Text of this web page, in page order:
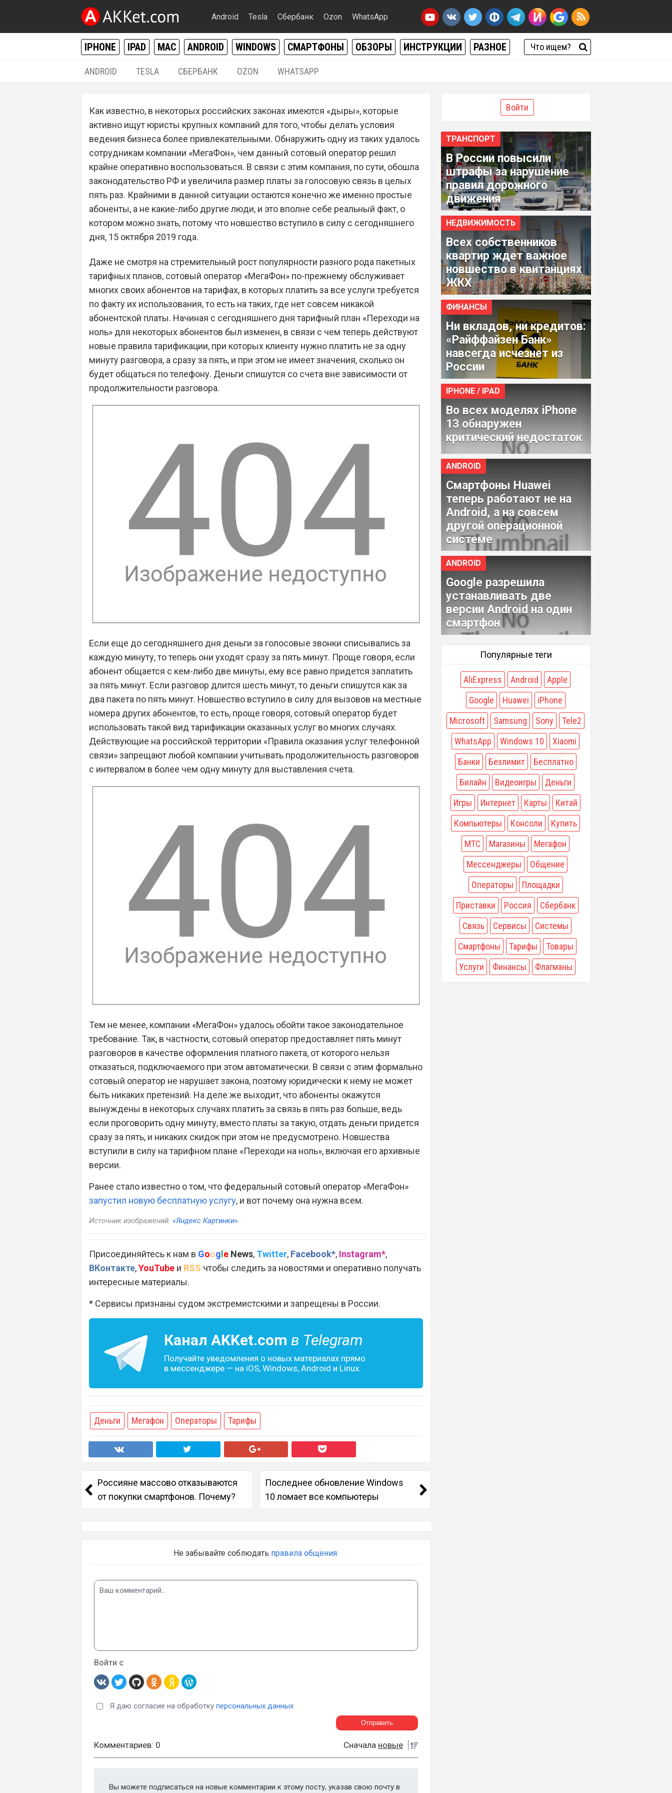
Android Tesla Сбербанк Ozon WhatsApp
IPHONE IPAD MAC ANDROID WINDOWS СМАРТФОНЫ ОБЗОРЫ ИНСТРУКЦИИ РАЗНОЕ
ANDROID TESLA СБЕРБАНК OZON WHATSAPP
Сотовый оператор «МегаФон» обошел
закон и увеличил плату за связь в пять
раз
Как известно, в некоторых российских законах имеются «дыры», которые
активно ищут юристы крупных компаний для того, чтобы делать условия
ведения бизнеса более привлекательными. Обнаружить одну из таких удалось
сотрудникам компании «МегаФон», чем данный сотовый оператор решил
крайне оперативно воспользоваться. В связи с этим компания, по сути, обошла
законодательство РФ и увеличила размер платы за голосовую связь в целых
пять раз. Крайними в данной ситуации остаются конечно же именно простые
абоненты, а не какие-либо другие люди, и это вполне себе реальный факт, о
котором можно знать, потому что новшество вступило в силу с сегодняшнего
дня, 15 октября 2019 года.
Даже не смотря на стремительный рост популярности разного рода пакетных
тарифных планов, сотовый оператор «МегаФон» по-прежнему обслуживает
многих своих абонентов на тарифах, в которых платить за все услуги требуется
по факту их использования, то есть на таких, где нет совсем никакой
абонентской платы. Начиная с сегодняшнего дня тарифный план «Переходи на
ноль» для некоторых абонентов был изменен, в связи с чем теперь действуют
новые правила тарификации, при которых клиенту нужно платить не за одну
минуту разговора, а сразу за пять, и при этом не имеет значения, сколько он
будет общаться по телефону. Деньги спишутся со счета вне зависимости от
продолжительности разговора.
Если еще до сегодняшнего дня деньги за голосовые звонки списывались за
каждую минуту, то теперь они уходят сразу за пять минут. Проще говоря, если
абонент общается с кем-либо две минуты, ему все равно придется заплатить
за пять минут. Если разговор длится шесть минут, то деньги спишутся как за
два пакета по пять минут. Новшество вступило в силу для вызовов на местные
номера других абонентов, то есть, проще говоря, сотовый оператор будет
использовать такой вид тарификации оказанных услуг во многих случаях.
Действующие на российской территории «Правила оказания услуг телефонной
связи» запрещают любой компании учитывать продолжительность разговоров
с интервалом в более чем одну минуту для выставления счета.
Тем не менее, компании «МегаФон» удалось обойти такое законодательное
требование. Так, в частности, сотовый оператор предоставляет пять минут
разговоров в качестве оформления платного пакета, от которого нельзя
отказаться, подключаемого при этом автоматически. В связи с этим формально
сотовый оператор не нарушает закона, поэтому юридически к нему не может
быть никаких претензий. На деле же выходит, что абоненты окажутся
вынуждены в некоторых случаях платить за связь в пять раз больше, ведь
если проговорить одну минуту, вместо платы за такую, отдать деньги придется
сразу за пять, и никаких скидок при этом не предусмотрено. Новшества
вступили в силу на тарифном плане «Переходи на ноль», включая его архивные
версии.
Ранее стало известно о том, что федеральный сотовый оператор «МегаФон»
запустил новую бесплатную услугу, и вот почему она нужна всем.
Источник изображений: «Яндекс Картинки»
Присоединяйтесь к нам в Google News, Twitter, Facebook*, Instagram*,
ВКонтакте,YouTube и RSS чтобы следить за новостями и оперативно получать
интересные материалы.
* Сервисы признаны судом экстремистскими и запрещены в России.
Канал AKKet.com в Telegram
Получайте уведомления о новых материалах прямо
в мессенджере — на iOS, Windows, Android и Linux.
Деньги Мегафон Операторы Тарифы
Россияне массово отказываются
от покупки смартфонов. Почему?
Последнее обновление Windows
10 ломает все компьютеры
Не забывайте соблюдать правила общения.
Войти с
Я даю согласие на обработку персональных данных
Комментариев: 0 Сначала новые
Вы можете подписаться на новые комментарии к этому посту, указав свою почту в
Войти
ТРАНСПОРТ
В России повысили
штрафы за нарушение
правил дорожного
движения
НЕДВИЖИМОСТЬ
Всех собственников
квартир ждет важное
новшество в квитанциях
ЖКХ
ФИНАНСЫ
Ни вкладов, ни кредитов:
«Райффайзен Банк»
навсегда исчезнет из
России
IPHONE / IPAD
Во всех моделях iPhone
13 обнаружен
критический недостаток
ANDROID
Смартфоны Huawei
теперь работают не на
Android, а на совсем
другой операционной
системе
ANDROID
Google разрешила
устанавливать две
версии Android на один
смартфон
Популярные теги
AliExpress Android
Apple
Google
Huawei
iPhone
Microsoft
Samsung Sony
Tele2
WhatsApp
Windows 10
Xiaomi
Банки
Безлимит
Бесплатно
Билайн
Видеоигры
Деньги
Игры
Интернет Карты
Китай
Компьютеры
Консоли
Купить
МТС
Магазины
Мегафон
Мессенджеры
Общение
Операторы
Площадки
Приставки
Россия
Сбербанк
Связь
Сервисы
Системы
Смартфоны
Тарифы
Товары
Услуги
Финансы Флагманы